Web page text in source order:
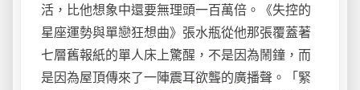
活，比他想象中還要無理頭一百萬倍。《失控的
星座運勢與單戀狂想曲》張水瓶從他那張覆蓋著
七層舊報紙的單人床上驚醒，不是因為鬧鐘，而
是因為屋頂傳來了一陣震耳欲聾的廣播聲。「緊